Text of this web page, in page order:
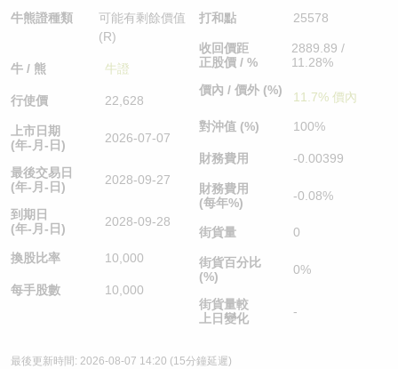
牛熊證種類
可能有剩餘價值
(R)
牛 / 熊 牛證
行使價 22,628
上市日期
(年-月-日)
2026-07-07
最後交易日
(年-月-日)
2028-09-27
到期日
(年-月-日)
2028-09-28
換股比率 10,000
每手股數 10,000
打和點 25578
收回價距
正股價 / %
2889.89 /
11.28%
價內 / 價外 (%)
11.7% 價內
對沖值 (%) 100%
財務費用 -0.00399
財務費用
(每年%)
-0.08%
街貨量 0
街貨百分比
(%)
0%
街貨量較
上日變化
-
最後更新時間: 2026-08-07 14:20 (15分鐘延遲)